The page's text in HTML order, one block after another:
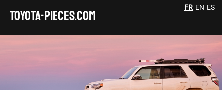
TOYOTA-pieces.com
FR EN ES